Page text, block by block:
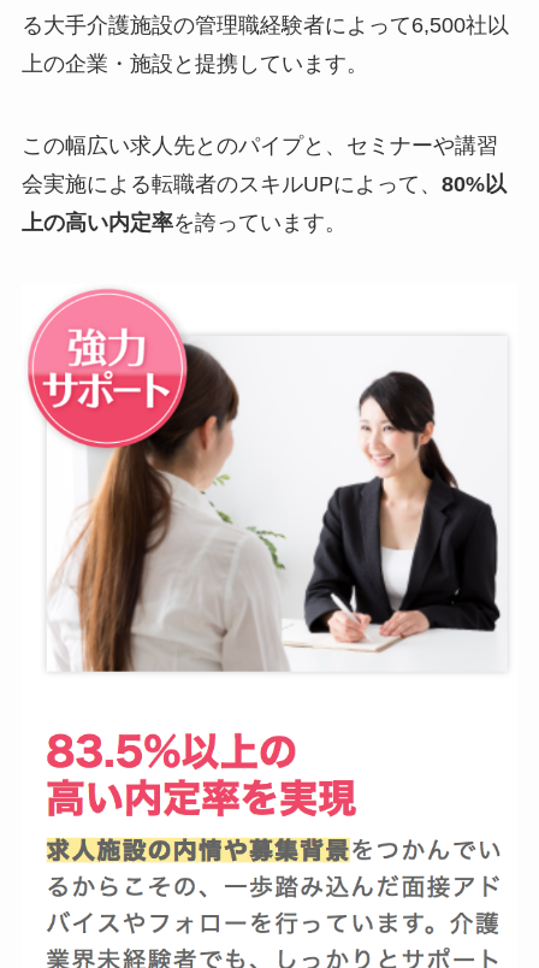
る大手介護施設の管理職経験者によって6,500社以
上の企業・施設と提携しています。
この幅広い求人先とのパイプと、セミナーや講習
会実施による転職者のスキルUPによって、 80%以
上の高い内定率を誇っています。